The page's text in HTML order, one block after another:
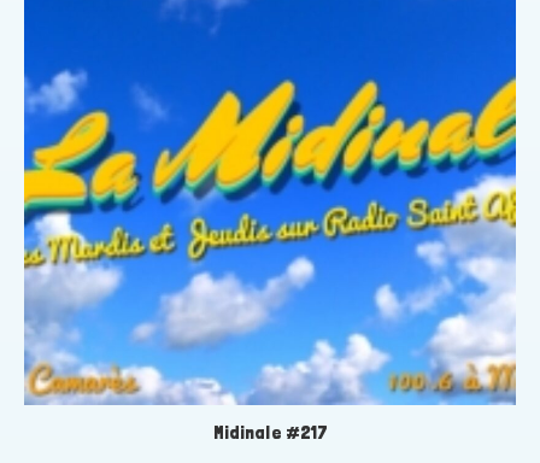
Midinale #217